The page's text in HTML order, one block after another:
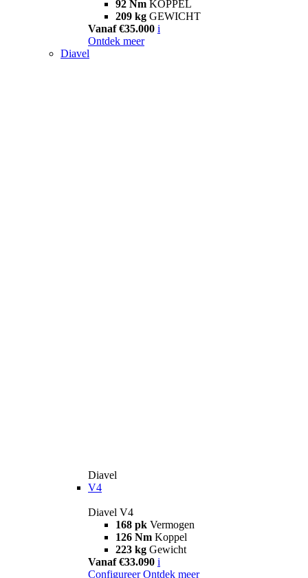
92 Nm KOPPEL
209 kg GEWICHT
Vanaf €35.000 i
Ontdek meer
Diavel
Diavel
V4
Diavel V4
168 pk Vermogen
126 Nm Koppel
223 kg Gewicht
Vanaf €33.090 i
Configureer Ontdek meer